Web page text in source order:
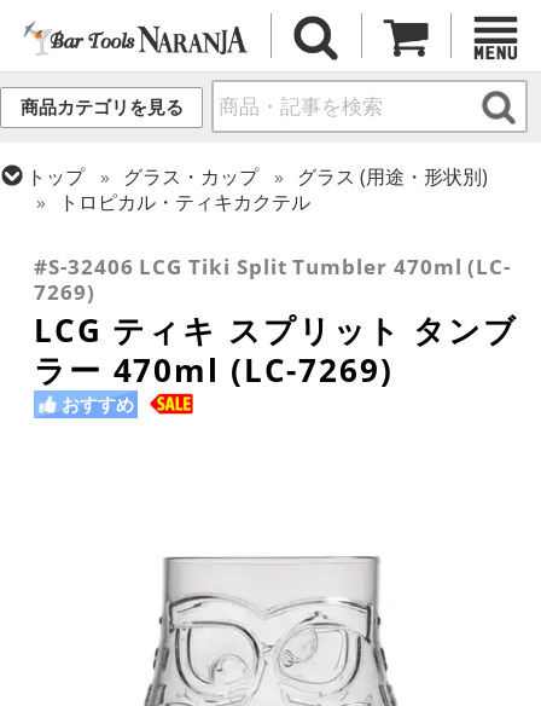
商品カテゴリを見る
トップ グラス・カップ
グラス (用途・形状別)
トロピカル・ティキカクテル
レアダムクリサルグラス/オニス
#S-32406 LCG Tiki Split Tumbler 470ml (LC-
7269)
LCG ティキ スプリット タンブ
ラー 470ml (LC-7269)
おすすめ